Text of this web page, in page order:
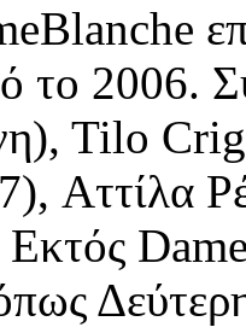
το 2006.
Tilo
Αττίλα